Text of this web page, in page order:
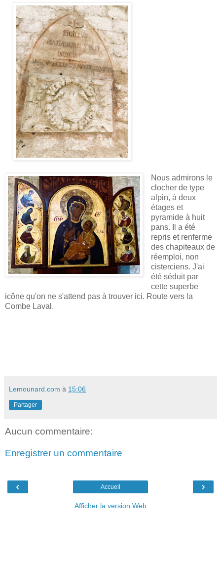
Nous admirons le
clocher de type
alpin, à deux
étages et
pyramide à huit
pans. Il a été
repris et renferme
des chapiteaux de
réemploi, non
cisterciens. J'ai
été séduit par
cette superbe
icône qu'on ne s'attend pas à trouver ici. Route vers la
Combe Laval.
Lemounard.com à 15:06
Partager
Aucun commentaire:
Enregistrer un commentaire
‹ ›
Accueil
Afficher la version Web